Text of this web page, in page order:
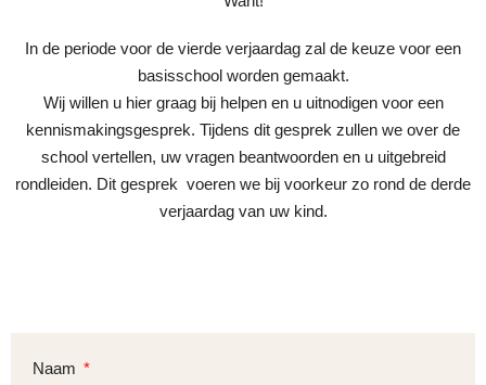
In de periode voor de vierde verjaardag zal de keuze voor een
basisschool worden gemaakt.
Wij willen u hier graag bij helpen en u uitnodigen voor een
kennismakingsgesprek. Tijdens dit gesprek zullen we over de
school vertellen, uw vragen beantwoorden en u uitgebreid
rondleiden. Dit gesprek voeren we bij voorkeur zo rond de derde
verjaardag van uw kind.
Naam